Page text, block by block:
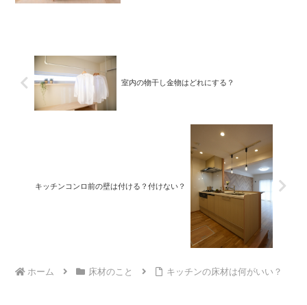
室内の物干し金物はどれにする？
キッチンコンロ前の壁は付ける？付けない？
ホーム 床材のこと キッチンの床材は何がいい？